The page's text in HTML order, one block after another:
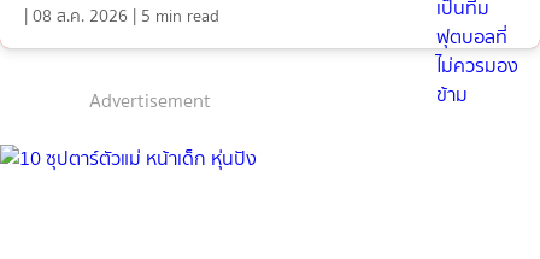
|08 ส.ค. 2026 | 5 min read
Advertisement